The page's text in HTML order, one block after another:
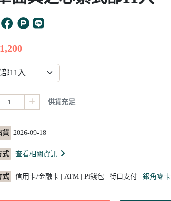
供貨充足
貨 2026-09-18
式 查看相關資訊
式 信用卡/金融卡 | ATM | Pi錢包 | 街口支付 | 銀角零卡